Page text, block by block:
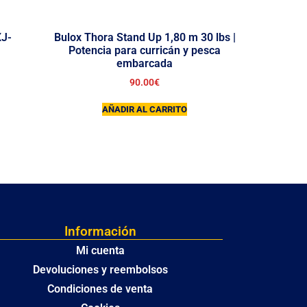
Bulox Thora Stand Up 1,80 m 30 lbs |
Potencia para curricán y pesca
embarcada
90.00€
AÑADIR AL CARRITO
Información
Mi cuenta
Devoluciones y reembolsos
Condiciones de venta